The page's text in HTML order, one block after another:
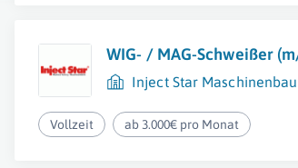
WIG- / MAG-Schweißer
Inject Star
Vollzeit ab 3.000€ pro Monat